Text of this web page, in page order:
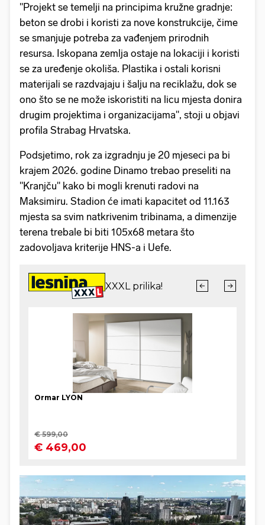
"Projekt se temelji na principima kružne gradnje:
beton se drobi i koristi za nove konstrukcije, čime
se smanjuje potreba za vađenjem prirodnih
resursa. Iskopana zemlja ostaje na lokaciji i koristi
se za uređenje okoliša. Plastika i ostali korisni
materijali se razdvajaju i šalju na reciklažu, dok se
ono što se ne može iskoristiti na licu mjesta donira
drugim projektima i organizacijama", stoji u objavi
profila Strabag Hrvatska.
Podsjetimo, rok za izgradnju je 20 mjeseci pa bi
krajem 2026. godine Dinamo trebao preseliti na
"Kranjču" kako bi mogli krenuti radovi na
Maksimiru. Stadion će imati kapacitet od 11.163
mjesta sa svim natkrivenim tribinama, a dimenzije
terena trebale bi biti 105x68 metara što
zadovoljava kriterije HNS-a i Uefe.